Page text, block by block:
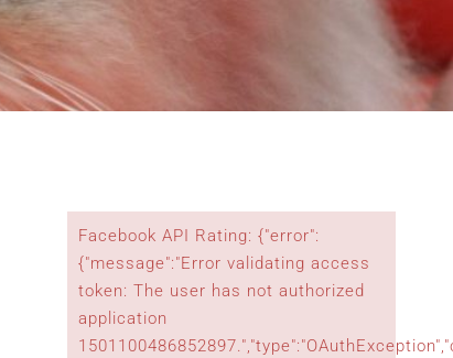
Facebook API Rating: {"error":
{"message":"Error validating access
token: The user has not authorized
application